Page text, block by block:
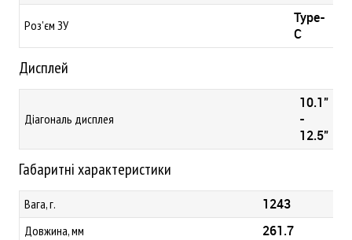
Роз'єм ЗУ
Type-
C
Дисплей
Діагональ дисплея
10.1"
-
12.5"
Габаритні характеристики
Вага, г. 1243
Довжина, мм 261.7